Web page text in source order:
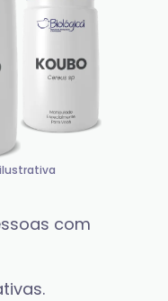
com